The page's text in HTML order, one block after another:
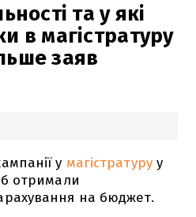
та у які
в магістратуру
заяв
у магістратуру у
отримали
на бюджет.